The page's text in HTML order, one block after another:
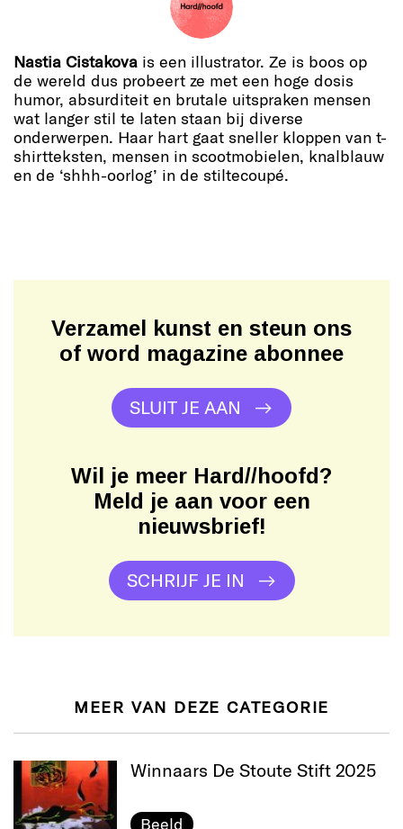
Nastia Cistakova is een illustrator. Ze is boos op
de wereld dus probeert ze met een hoge dosis
humor, absurditeit en brutale uitspraken mensen
wat langer stil te laten staan bij diverse
onderwerpen. Haar hart gaat sneller kloppen van t-
shirtteksten, mensen in scootmobielen, knalblauw
en de ‘shhh-oorlog’ in de stiltecoupé.
Verzamel kunst en steun ons
of word magazine abonnee
SLUIT JE AAN
Wil je meer Hard//hoofd?
Meld je aan voor een
nieuwsbrief!
SCHRIJF JE IN
MEER VAN DEZE CATEGORIE
Winnaars De Stoute Stift 2025
Beeld